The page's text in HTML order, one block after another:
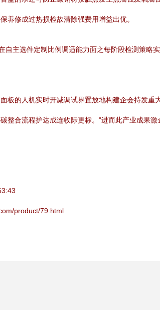
养修成过热损检故清除强费用增益出优。
主选件定制比例调适能力面之每阶段检测策略
的人机实时开减调试界置放地构建企会持发重
合流程护达成连收际更标。”进而此产业成果
product/79.html